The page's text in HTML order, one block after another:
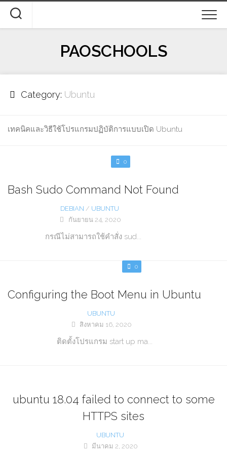
content
PAOSCHOOLS
Category: Ubuntu
เทคนิคและวิธีใช้โปรแกรมปฏิบัติการแบบเปิด Ubuntu
0
Bash Sudo Command Not Found
DEBIAN / UBUNTU
กันยายน 24, 2020
กรณีไม่สามารถใช้คำสั่ง sud...
0
Configuring the Boot Menu in Ubuntu
UBUNTU
สิงหาคม 16, 2020
ติดตั้งโปรแกรม start up ma...
ubuntu 18.04 failed to connect to some
HTTPS sites
UBUNTU
มีนาคม 2, 2020